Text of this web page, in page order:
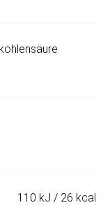
110 kJ / 26 kcal